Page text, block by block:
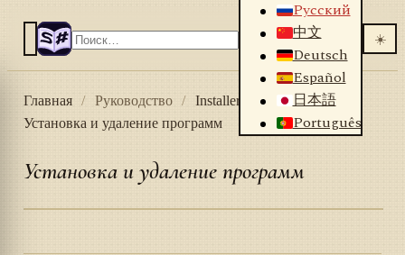
Русский
中文
Deutsch
Español
日本語
Português
☀️
Главная / Руководство / Installer Видео
/
Установка и удаление программ
Установка и удаление программ